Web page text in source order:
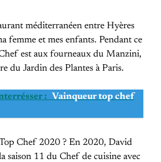
méditerranéen entre Hyères
femme et mes enfants. Pendant ce
est aux fourneaux du Manzini,
du Jardin des Plantes à Paris.
:
Vainqueur top chef
Chef 2020 ? En 2020, David
saison 11 du Chef de cuisine avec